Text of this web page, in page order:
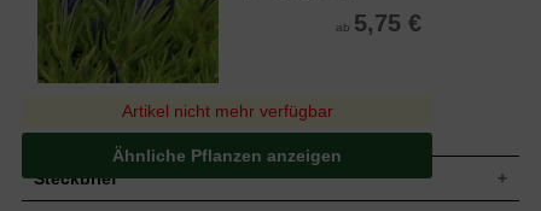
ab 5,75 €
Artikel nicht mehr verfügbar
Ähnliche Pflanzen anzeigen
Steckbrief